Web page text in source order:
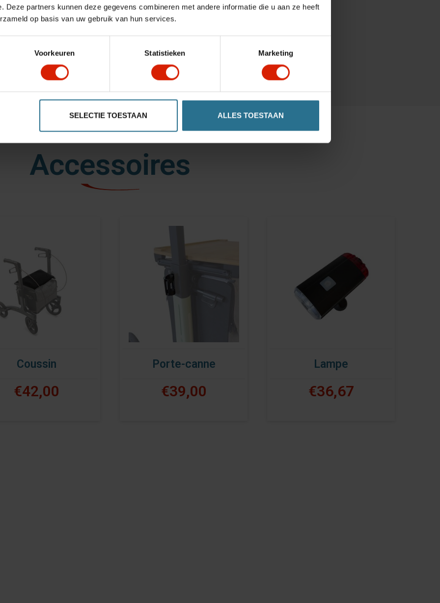
Deze partners kunnen deze gegevens combineren met andere informatie die u aan ze heeft
op basis van uw gebruik van hun services.
Voorkeuren Statistieken Marketing
SELECTIE TOESTAAN ALLES TOESTAAN
et ceux qui aiment partir bien préparés avec le Rollz Air ou le Rollz Flow.
Accessoires
Coussin
€42,00
Porte-canne
€39,00
Lampe
€36,67